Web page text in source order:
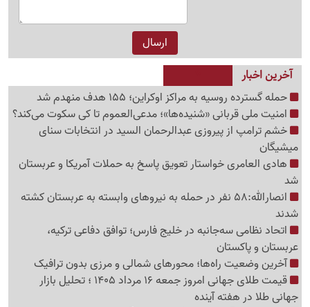
آخرین اخبار
حمله گسترده روسیه به مراکز اوکراین؛ 155 هدف منهدم شد
امنیت ملی قربانی «شنیده‌ها»؛ مدعی‌العموم تا کی سکوت می‌کند؟
خشم ترامپ از پیروزی عبدالرحمان السید در انتخابات سنای
میشیگان
هادی العامری خواستار تعویق پاسخ به حملات آمریکا و عربستان
شد
انصارالله:58 نفر در حمله به نیروهای وابسته به عربستان کشته
شدند
اتحاد نظامی سه‌جانبه در خلیج فارس؛ توافق دفاعی ترکیه،
عربستان و پاکستان
آخرین وضعیت راه‌ها؛ محورهای شمالی و مرزی بدون ترافیک
قیمت طلای جهانی امروز جمعه 16 مرداد 1405 ؛ تحلیل بازار
جهانی طلا در هفته آینده